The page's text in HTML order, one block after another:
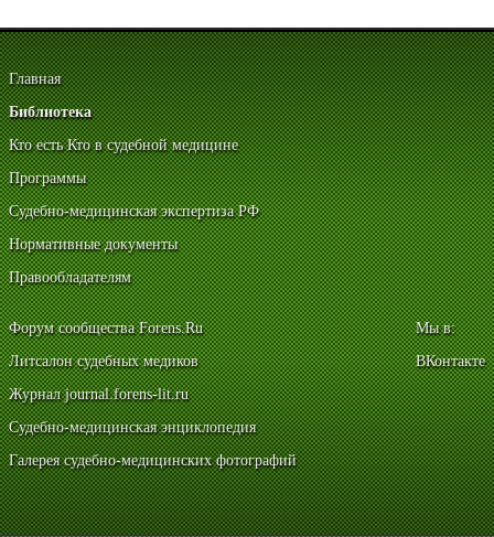
Главная
Библиотека
Кто есть Кто в судебной медицине
Программы
Судебно-медицинская экспертиза РФ
Нормативные документы
Правообладателям
Форум сообщества Forens.Ru
Литсалон судебных медиков
Журнал journal.forens-lit.ru
Судебно-медицинская энциклопедия
Галерея судебно-медицинских фотографий
Мы в:
ВКонтакте